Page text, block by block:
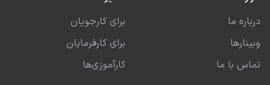
درباره ما
وبینارها
تماس با ما
برای کارجویان
برای کارفرمایان
کارآموزی‌ها